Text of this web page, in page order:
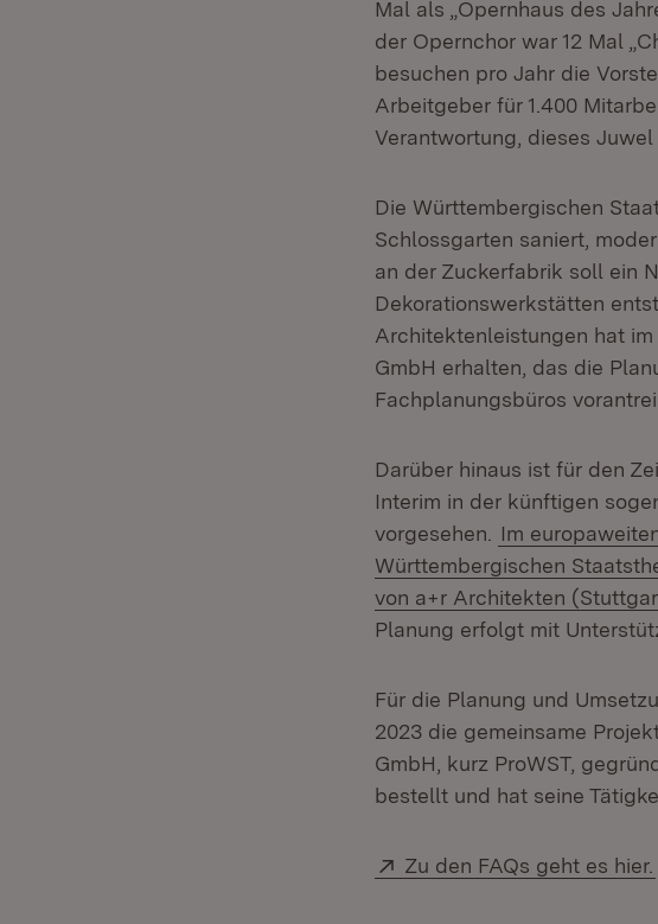
Mal als „Opernhaus des
der Opernchor war 12 Mal
besuchen pro Jahr die
Arbeitgeber für 1.400
Verantwortung, dieses
Die Württembergischen
Schlossgarten saniert,
an der Zuckerfabrik soll ein
Dekorationswerkstätten
Architektenleistungen hat
GmbH erhalten, das die
Fachplanungsbüros
Darüber hinaus ist für den
Interim in der künftigen
vorgesehen.
Im
Württembergischen
von a+r Architekten
Planung erfolgt mit
Für die Planung und
2023 die gemeinsame
GmbH, kurz ProWST,
bestellt und hat seine
Extern:
Zu den FAQs geht es hier.